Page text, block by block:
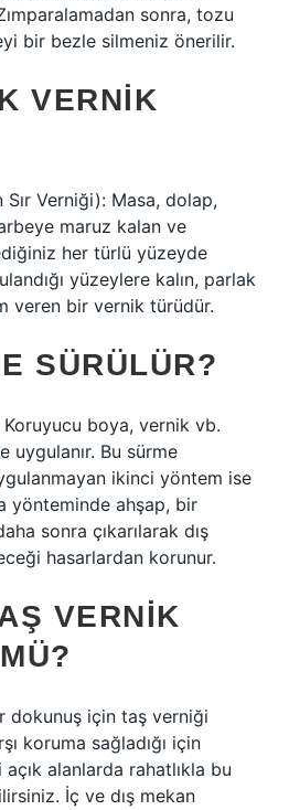
sonra, tozu
bir bezle silmeniz önerilir.
VERNIK
Sır Verniği): Masa, dolap,
maruz kalan ve
her türlü yüzeyde
yüzeylere kalın, parlak
veren bir vernik türüdür.
SÜRÜLÜR?
Koruyucu boya, vernik vb.
uygulanır. Bu sürme
ikinci yöntem ise
yönteminde ahşap, bir
sonra çıkarılarak dış
hasarlardan korunur.
VERNIK
dokunuş için taş verniği
koruma sağladığı için
alanlarda rahatlıkla bu
İç ve dış mekan